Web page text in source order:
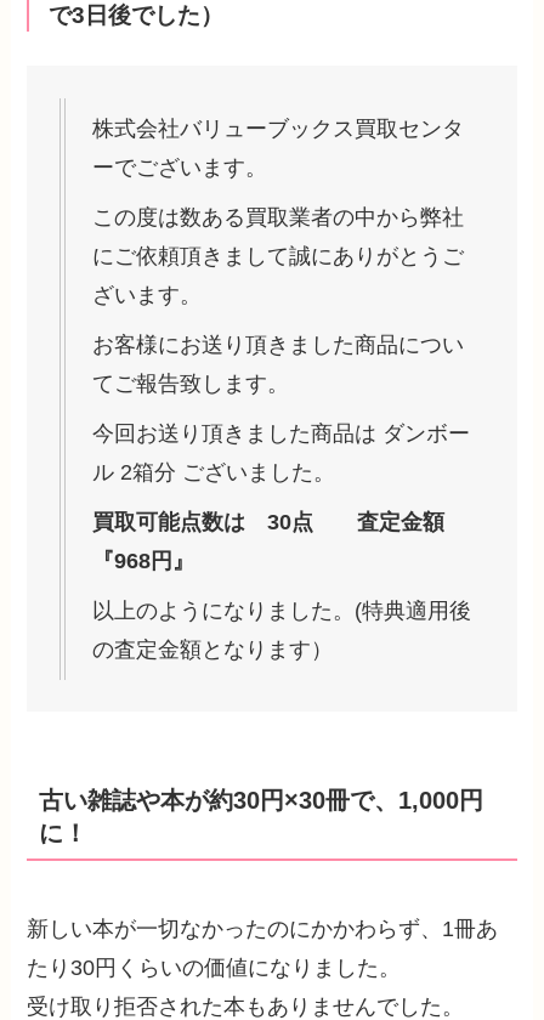
で3日後でした）
株式会社バリューブックス買取センタ
ーでございます。
この度は数ある買取業者の中から弊社
にご依頼頂きまして誠にありがとうご
ざいます。
お客様にお送り頂きました商品につい
てご報告致します。
今回お送り頂きました商品は ダンボー
ル 2箱分 ございました。
買取可能点数は 30点 査定金額
『968円』
以上のようになりました。(特典適用後
の査定金額となります）
古い雑誌や本が約30円×30冊で、1,000円
に！
新しい本が一切なかったのにかかわらず、1冊あ
たり30円くらいの価値になりました。
受け取り拒否された本もありませんでした。